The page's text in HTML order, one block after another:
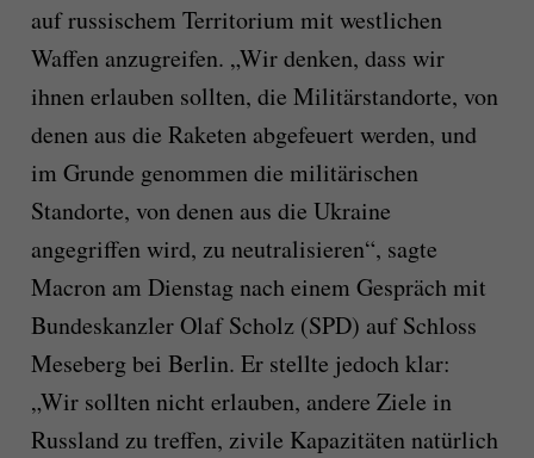
auf russischem Territorium mit westlichen
Waffen anzugreifen. „Wir denken, dass wir
ihnen erlauben sollten, die Militärstandorte, von
denen aus die Raketen abgefeuert werden, und
im Grunde genommen die militärischen
Standorte, von denen aus die Ukraine
angegriffen wird, zu neutralisieren“, sagte
Macron am Dienstag nach einem Gespräch mit
Bundeskanzler Olaf Scholz (SPD) auf Schloss
Meseberg bei Berlin. Er stellte jedoch klar:
„Wir sollten nicht erlauben, andere Ziele in
Russland zu treffen, zivile Kapazitäten natürlich